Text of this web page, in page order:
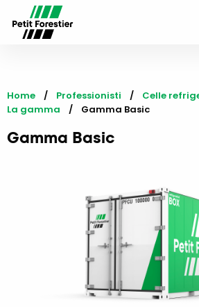
Home Professionisti
Celle
La gamma
Current:
Gamma Basic
Gamma Basic